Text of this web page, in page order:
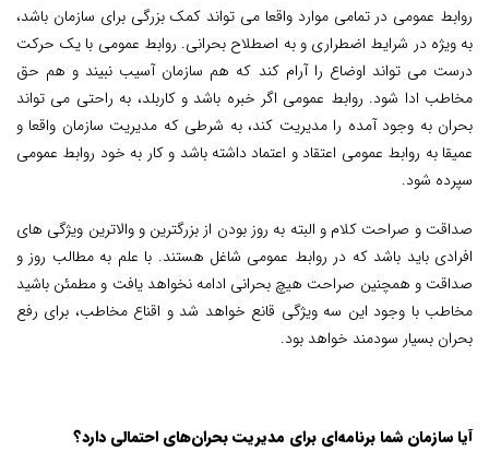
روابط عمومی در تمامی موارد واقعا می تواند کمک بزرگی برای سازمان باشد،
به ویژه در شرایط اضطراری و به اصطلاح بحرانی. روابط عمومی با یک حرکت
درست می تواند اوضاع را آرام کند که هم سازمان آسیب نبیند و هم حق
مخاطب ادا شود. روابط عمومی اگر خبره باشد و کاربلد، به راحتی می تواند
بحران به وجود آمده را مدیریت کند، به شرطی که مدیریت سازمان واقعا و
عمیقا به روابط عمومی اعتقاد و اعتماد داشته باشد و کار به خود روابط عمومی
سپرده شود.
صداقت و صراحت کلام و البته به روز بودن از بزرگترین و والاترین ویژگی های
افرادی باید باشد که در روابط عمومی شاغل هستند. با علم به مطالب روز و
صداقت و همچنین صراحت هیچ بحرانی ادامه نخواهد یافت و مطمئن باشید
مخاطب با وجود این سه ویژگی قانع خواهد شد و اقناع مخاطب، برای رفع
بحران بسیار سودمند خواهد بود.
آیا سازمان شما برنامه‌ای برای مدیریت بحران‌های احتمالی دارد؟